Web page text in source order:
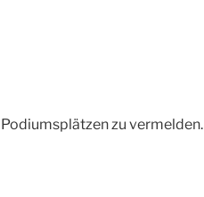
zu vermelden.